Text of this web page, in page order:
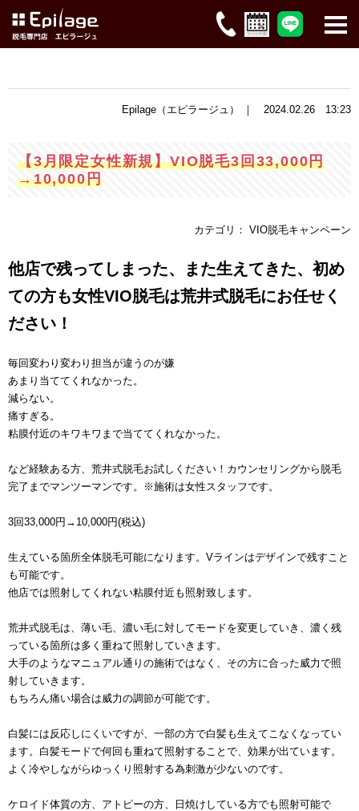
Epilage（エピラージュ） ｜ 2024.02.26 13:23
【3月限定女性新規】VIO脱毛3回33,000円
→10,000円
カテゴリ： VIO脱毛キャンペーン
他店で残ってしまった、また生えてきた、初め
ての方も女性VIO脱毛は荒井式脱毛にお任せく
ださい！
毎回変わり変わり担当が違うのが嫌
あまり当ててくれなかった。
減らない。
痛すぎる。
粘膜付近のキワキワまで当ててくれなかった。
など経験ある方、荒井式脱毛お試しください！カウンセリングから脱毛
完了までマンツーマンです。※施術は女性スタッフです。
3回33,000円→10,000円(税込)
生えている箇所全体脱毛可能になります。Vラインはデザインで残すこと
も可能です。
他店では照射してくれない粘膜付近も照射致します。
荒井式脱毛は、薄い毛、濃い毛に対してモードを変更していき、濃く残
っている箇所は多く重ねて照射していきます。
大手のようなマニュアル通りの施術ではなく、その方に合った威力で照
射していきます。
もちろん痛い場合は威力の調節が可能です。
白髪には反応しにくいですが、一部の方で白髪も生えてこなくなってい
ます。白髪モードで何回も重ねて照射することで、効果が出ています。
よく冷やしながらゆっくり照射する為刺激が少ないのです。
ケロイド体質の方、アトピーの方、日焼けしている方でも照射可能で